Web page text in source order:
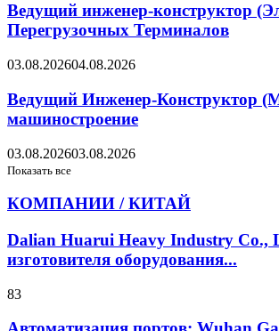
Ведущий инженер-конструктор
Перегрузочных Терминалов
03.08.202604.08.2026
Ведущий Инженер-Конструктор
машиностроение
03.08.202603.08.2026
Показать все
КОМПАНИИ / КИТАЙ
Dalian Huarui Heavy Industry Co.,
изготовителя оборудования...
83